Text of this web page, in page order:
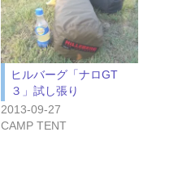
ヒルバーグ「ナロGT
３」試し張り
2013-09-27
CAMP TENT